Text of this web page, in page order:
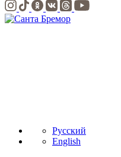
Русский
English